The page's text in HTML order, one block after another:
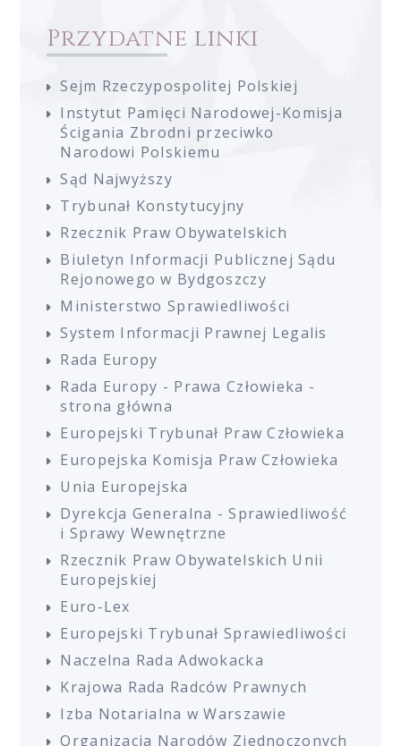
Przydatne linki
Sejm Rzeczypospolitej Polskiej
Instytut Pamięci Narodowej-Komisja
Ścigania Zbrodni przeciwko
Narodowi Polskiemu
Sąd Najwyższy
Trybunał Konstytucyjny
Rzecznik Praw Obywatelskich
Biuletyn Informacji Publicznej Sądu
Rejonowego w Bydgoszczy
Ministerstwo Sprawiedliwości
System Informacji Prawnej Legalis
Rada Europy
Rada Europy - Prawa Człowieka -
strona główna
Europejski Trybunał Praw Człowieka
Europejska Komisja Praw Człowieka
Unia Europejska
Dyrekcja Generalna - Sprawiedliwość
i Sprawy Wewnętrzne
Rzecznik Praw Obywatelskich Unii
Europejskiej
Euro-Lex
Europejski Trybunał Sprawiedliwości
Naczelna Rada Adwokacka
Krajowa Rada Radców Prawnych
Izba Notarialna w Warszawie
Organizacja Narodów Zjednoczonych